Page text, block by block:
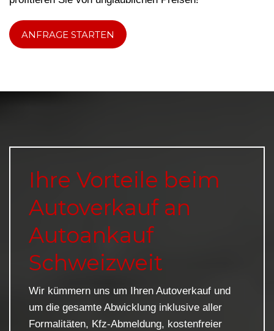
ANFRAGE STARTEN
Ihre Vorteile beim
Autoverkauf an
Autoankauf
Schweizweit
Wir kümmern uns um Ihren Autoverkauf und
um die gesamte Abwicklung inklusive aller
Formalitäten, Kfz-Abmeldung, kostenfreier